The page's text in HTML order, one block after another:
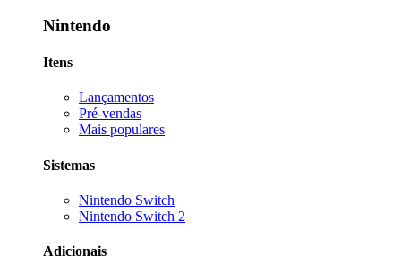
Nintendo
Itens
Lançamentos
Pré-vendas
Mais populares
Sistemas
Nintendo Switch
Nintendo Switch 2
Adicionais